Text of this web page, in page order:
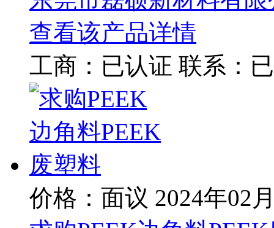
查看该产品详情
工商： 已认证 联系：
价格：面议 2024年02